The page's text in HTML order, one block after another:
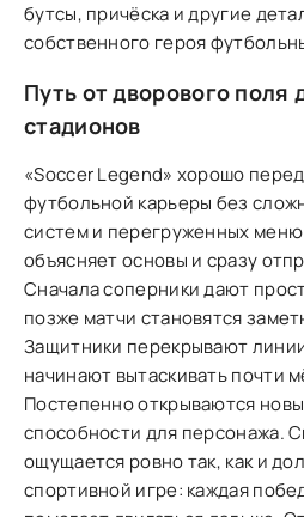
бутсы, причёска и другие
собственного героя
Путь от дворового поля
стадионов
«Soccer Legend» хорошо
футбольной карьеры без
систем и перегруженных
объясняет основы и сразу
Сначала соперники дают
позже матчи становятся
Защитники перекрывают
начинают вытаскивать почти
Постепенно открываются
способности для персонажа.
ощущается ровно так, как и
спортивной игре: каждая